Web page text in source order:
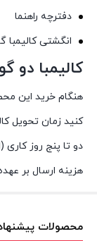
دفترچه راهنما
انگشتی کالیمبا
کالیمبا دو
هنگام خرید این
کنید زمان تحویل
دو تا پنج روز کاری (
هزینه ارسال بر
محصولات